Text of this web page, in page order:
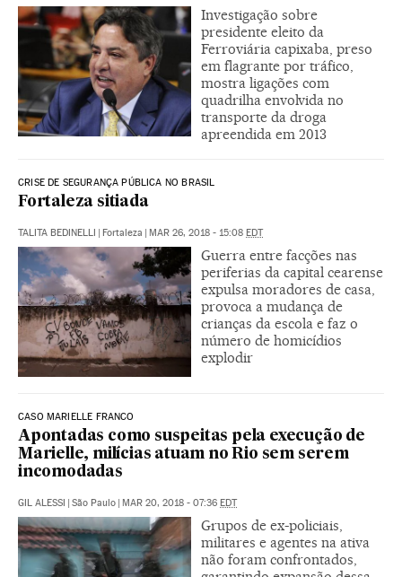
Investigação sobre
presidente eleito da
Ferroviária capixaba, preso
em flagrante por tráfico,
mostra ligações com
quadrilha envolvida no
transporte da droga
apreendida em 2013
CRISE DE SEGURANÇA PÚBLICA NO BRASIL
Fortaleza sitiada
TALITA BEDINELLI Fortaleza MAR 26, 2018 - 15:08 EDT
Guerra entre facções nas
periferias da capital cearense
expulsa moradores de casa,
provoca a mudança de
crianças da escola e faz o
número de homicídios
explodir
CASO MARIELLE FRANCO
Apontadas como suspeitas pela execução de
Marielle, milícias atuam no Rio sem serem
incomodadas
GIL ALESSI São Paulo MAR 20, 2018 - 07:36 EDT
Grupos de ex-policiais,
militares e agentes na ativa
não foram confrontados,